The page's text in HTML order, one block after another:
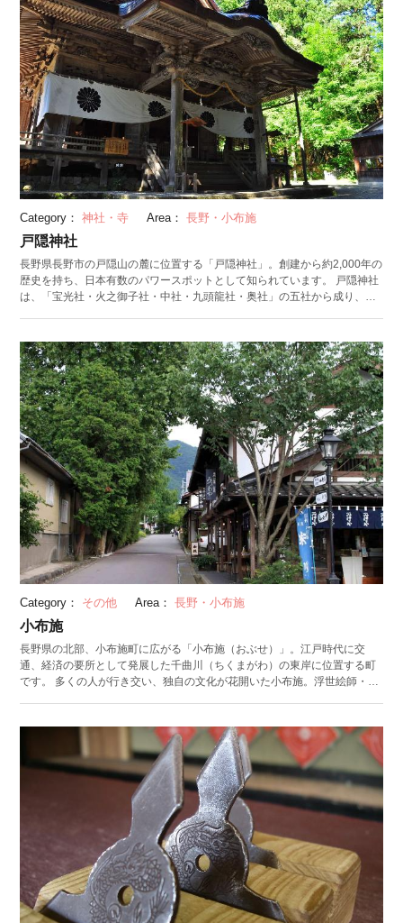
Category： 神社・寺 Area： 長野・小布施
戸隠神社
長野県長野市の戸隠山の麓に位置する「戸隠神社」。創建から約2,000年の
歴史を持ち、日本有数のパワースポットとして知られています。 戸隠神社
は、「宝光社・火之御子社・中社・九頭龍社・奥社」の五社から成り、そ
ば」のお店が立ち並び、塩で味わう戸隠ならではの食べ方で、そば本来の
甘みや香りを楽しみながら食べられます。
Category： その他 Area： 長野・小布施
小布施
長野県の北部、小布施町に広がる「小布施（おぶせ）」。江戸時代に交
通、経済の要所として発展した千曲川（ちくまがわ）の東岸に位置する町
です。 多くの人が行き交い、独自の文化が花開いた小布施。浮世絵師・葛
も文化が息づく小布施には10軒以上の美術館が開かれており、その内の一
つ「北斎館」では、葛飾北斎が小布施で描いたとされる貴重な肉筆画や書
簡が展示されています。 小布施の特産品として、栗が有名です。町には栗
をふんだんに使用したグルメを堪能できるカフェやレストランが点在して
います。モンブランを目当てに訪れる観光客も多く、カフェには行列がで
きることも。栗おこわや栗どら焼きはお土産にぴったりです。